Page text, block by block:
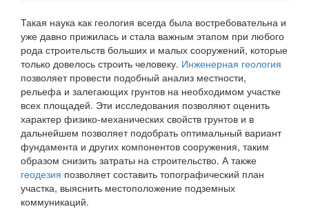
Такая наука как геология всегда была востребовательна и
уже давно прижилась и стала важным этапом при любого
рода строительств больших и малых сооружений, которые
только довелось строить человеку. Инженерная геология
позволяет провести подобный анализ местности,
рельефа и залегающих грунтов на необходимом участке
всех площадей. Эти исследования позволяют оценить
характер физико-механических свойств грунтов и в
дальнейшем позволяет подобрать оптимальный вариант
фундамента и других компонентов сооружения, таким
образом снизить затраты на строительство. А также
геодезия позволяет составить топографический план
участка, выяснить местоположение подземных
коммуникаций.